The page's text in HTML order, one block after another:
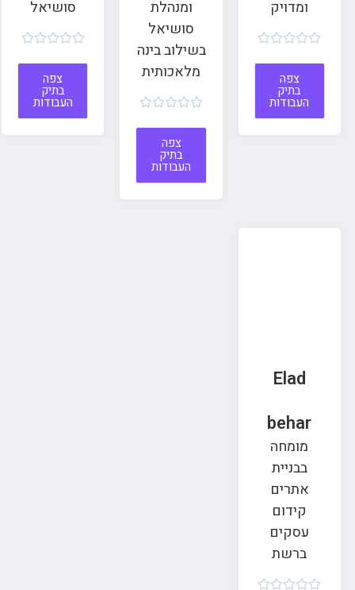
ומדויק





צפה
בתיק
העבודות
ומנהלת
סושיאל
בשילוב בינה
מלאכותית





צפה
בתיק
העבודות
סושיאל





צפה
בתיק
העבודות
Elad
behar
מומחה
בבניית
אתרים
קידום
עסקים
ברשת




